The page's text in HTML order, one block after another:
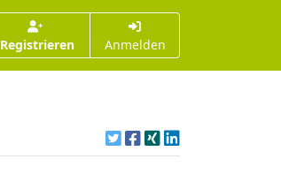
Registrieren Anmelden